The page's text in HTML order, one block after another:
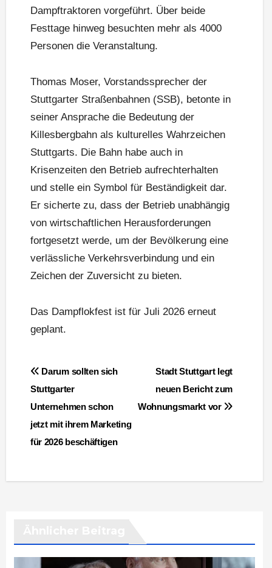
Dampftraktoren vorgeführt. Über beide
Festtage hinweg besuchten mehr als 4000
Personen die Veranstaltung.
Thomas Moser, Vorstandssprecher der
Stuttgarter Straßenbahnen (SSB), betonte in
seiner Ansprache die Bedeutung der
Killesbergbahn als kulturelles Wahrzeichen
Stuttgarts. Die Bahn habe auch in
Krisenzeiten den Betrieb aufrechterhalten
und stelle ein Symbol für Beständigkeit dar.
Er sicherte zu, dass der Betrieb unabhängig
von wirtschaftlichen Herausforderungen
fortgesetzt werde, um der Bevölkerung eine
verlässliche Verkehrsverbindung und ein
Zeichen der Zuversicht zu bieten.
Das Dampflokfest ist für Juli 2026 erneut
geplant.
BeitragsnavigationStadt Stuttgart legt
neuen Bericht zum
Wohnungsmarkt vor
Darum sollten sich
Stuttgarter
Unternehmen schon
jetzt mit ihrem Marketing
für 2026 beschäftigen